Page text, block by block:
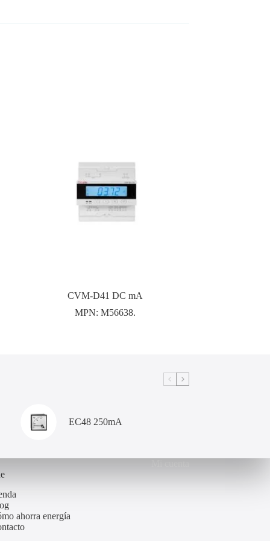
CVM-D41 DC mA
MPN:M56638.
EC48 250mA
ahorra energía